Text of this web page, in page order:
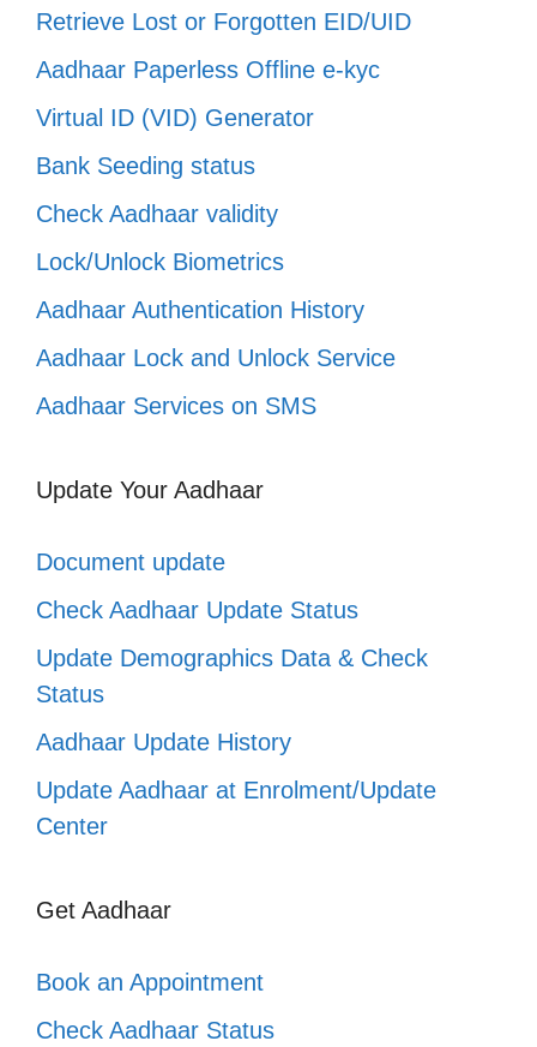
Retrieve Lost or Forgotten EID/UID
Aadhaar Paperless Offline e-kyc
Virtual ID (VID) Generator
Bank Seeding status
Check Aadhaar validity
Lock/Unlock Biometrics
Aadhaar Authentication History
Aadhaar Lock and Unlock Service
Aadhaar Services on SMS
Update Your Aadhaar
Document update
Check Aadhaar Update Status
Update Demographics Data & Check
Status
Aadhaar Update History
Update Aadhaar at Enrolment/Update
Center
Get Aadhaar
Book an Appointment
Check Aadhaar Status